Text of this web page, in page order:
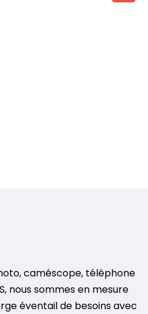
caméscope, téléphone
nous sommes en mesure
éventail de besoins avec